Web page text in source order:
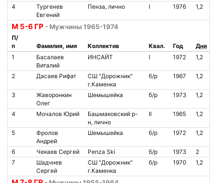
4
Тургенев
Евгений
Пенза, лично I 1976 1,2
М 5-6 ГР - Мужчины 1965-1974
П/
п
Фамилия, имя Коллектив Квал. Год
Дни
1
Басалаев
Виталий
ИНСАЙТ I 1972 1,2
2 Дасаев Рифат
СШ "Дорожник"
г.Каменка
б/р 1967 1,2
3
Жаворонкин
Олег
Шемышейка б/р 1973 1,2
4 Мочалов Юрий
Башмаковский р-
н, лично
II 1965 1,2
5
Фролов
Андрей
Шемышейка б/р 1972 1,2
6 Чекаев Сергей Penza Ski б/р 1973
2
7
Шадчнев
Сергей
СШ "Дорожник"
г.Каменка
б/р 1970 1,2